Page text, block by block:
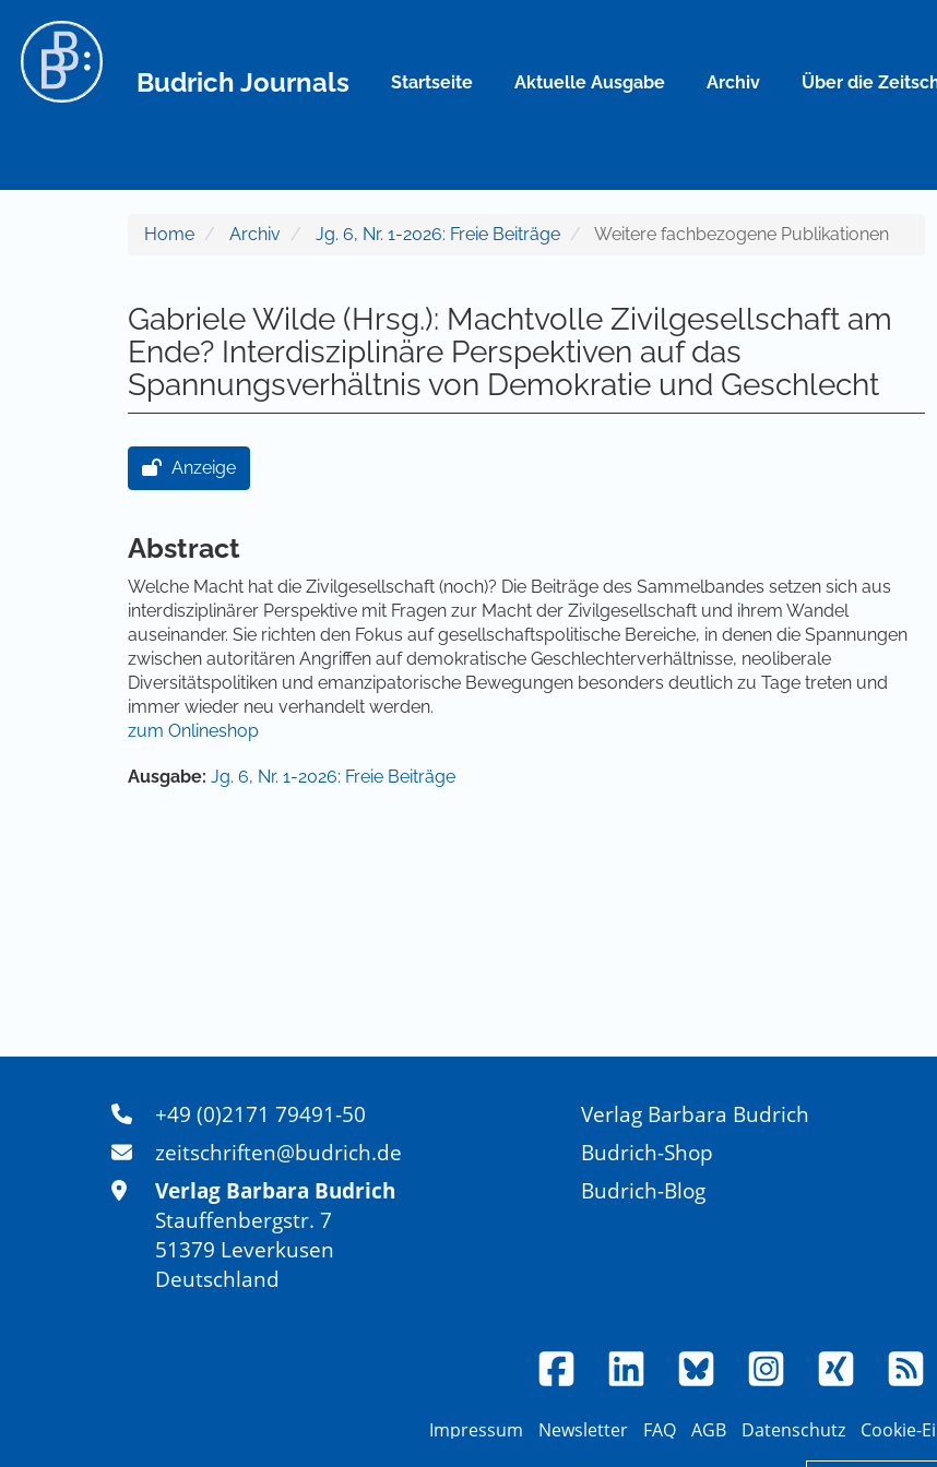
Hauptinhalt
Sidebar
Budrich Journals Startseite Aktuelle Ausgabe Archiv Über die
Home Archiv Jg. 6, Nr. 1-2026: Freie Beiträge Weitere fachbezogene Publikationen
Gabriele Wilde (Hrsg.): Machtvolle Zivilgesellschaft am
Ende? Interdisziplinäre Perspektiven auf das
Spannungsverhältnis von Demokratie und Geschlecht
Artikel-Sidebar
Anzeige
Hauptsächlicher Artikelinhalt
Abstract
Welche Macht hat die Zivilgesellschaft (noch)? Die Beiträge des Sammelbandes setzen sich aus
interdisziplinärer Perspektive mit Fragen zur Macht der Zivilgesellschaft und ihrem Wandel
auseinander. Sie richten den Fokus auf gesellschaftspolitische Bereiche, in denen die Spannungen
zwischen autoritären Angriffen auf demokratische Geschlechterverhältnisse, neoliberale
Diversitätspolitiken und emanzipatorische Bewegungen besonders deutlich zu Tage treten und
immer wieder neu verhandelt werden.
zum Onlineshop
Artikel-Details
Ausgabe: Jg. 6, Nr. 1-2026: Freie Beiträge
+49 (0)2171 79491-50
zeitschriften@budrich.de
Verlag Barbara Budrich
Stauffenbergstr. 7
51379 Leverkusen
Deutschland
Verlag Barbara Budrich
Budrich-Shop
Budrich-Blog
Impressum Newsletter FAQ AGB Datenschutz Cookie-